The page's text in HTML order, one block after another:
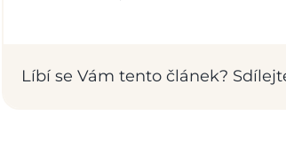
Líbí se Vám tento článek?